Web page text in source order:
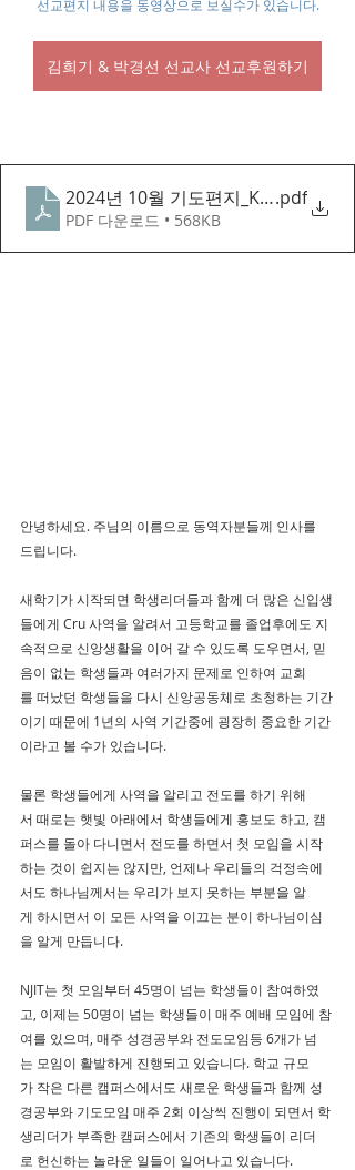
선교편지 내용을 동영상으로 보실수가 있습니다.
김희기 & 박경선 선교사 선교후원하기
2024년 10월 기도편지_Kor.pdf
PDF 다운로드 • 568KB
안녕하세요. 주님의 이름으로 동역자분들께 인사를
드립니다.
새학기가 시작되면 학생리더들과 함께 더 많은 신입생
들에게 Cru 사역을 알려서 고등학교를 졸업후에도 지
속적으로 신앙생활을 이어 갈 수 있도록 도우면서, 믿
음이 없는 학생들과 여러가지 문제로 인하여 교회
를 떠났던 학생들을 다시 신앙공동체로 초청하는 기간
이기 때문에 1년의 사역 기간중에 굉장히 중요한 기간
이라고 볼 수가 있습니다.
물론 학생들에게 사역을 알리고 전도를 하기 위해
서 때로는 햇빛 아래에서 학생들에게 홍보도 하고, 캠
퍼스를 돌아 다니면서 전도를 하면서 첫 모임을 시작
하는 것이 쉽지는 않지만, 언제나 우리들의 걱정속에
서도 하나님께서는 우리가 보지 못하는 부분을 알
게 하시면서 이 모든 사역을 이끄는 분이 하나님이심
을 알게 만듭니다.
NJIT는 첫 모임부터 45명이 넘는 학생들이 참여하였
고, 이제는 50명이 넘는 학생들이 매주 예배 모임에 참
여를 있으며, 매주 성경공부와 전도모임등 6개가 넘
는 모임이 활발하게 진행되고 있습니다. 학교 규모
가 작은 다른 캠퍼스에서도 새로운 학생들과 함께 성
경공부와 기도모임 매주 2회 이상씩 진행이 되면서 학
생리더가 부족한 캠퍼스에서 기존의 학생들이 리더
로 헌신하는 놀라운 일들이 일어나고 있습니다.